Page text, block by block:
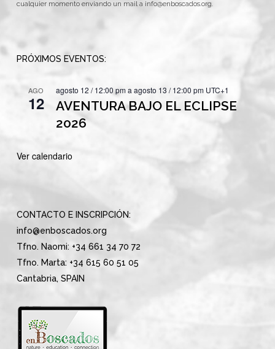
cualquier momento enviando un mail a info@enboscados.org.
PRÓXIMOS EVENTOS:
AGO
12
agosto 12 / 12:00 pma agosto 13 / 12:00 pm UTC+1
AVENTURA BAJO EL ECLIPSE
2026
Ver calendario
CONTACTO E INSCRIPCIÓN:
info@enboscados.org
Tfno. Naomi: +34 661 34 70 72
Tfno. Marta: +34 615 60 51 05
Cantabria, SPAIN